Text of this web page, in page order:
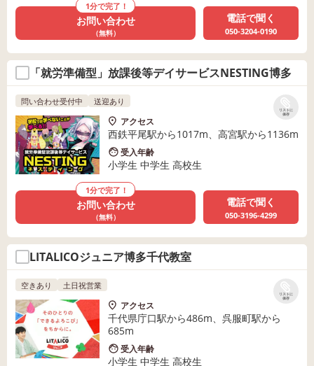
1分で完了！
お問い合わせ
（無料）
電話で聞く
050-3204-0190
「就労準備型」放課後等デイサービスNESTING博多
リストに
保存
問い合わせ受付中 送迎あり
アクセス
西鉄平尾駅から1017m、高宮駅から1136m
受入年齢
小学生 中学生 高校生
1分で完了！
お問い合わせ
（無料）
電話で聞く
050-3196-4299
LITALICOジュニア博多千代教室
リストに
保存
空きあり 土日祝営業
アクセス
千代県庁口駅から486m、呉服町駅から
685m
受入年齢
小学生 中学生 高校生